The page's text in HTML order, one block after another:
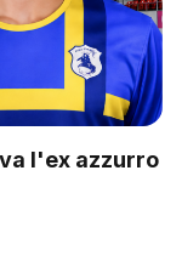
l'ex azzurro